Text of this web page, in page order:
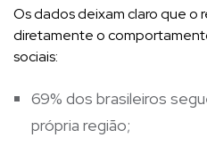
Os dados deixam claro que o
diretamente o
sociais:
69% dos brasileiros
própria região;